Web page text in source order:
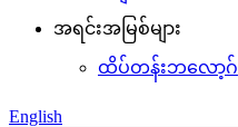
အရင်းအမြစ်များ
ထိပ်တန်းဘလော့ဂ်
English